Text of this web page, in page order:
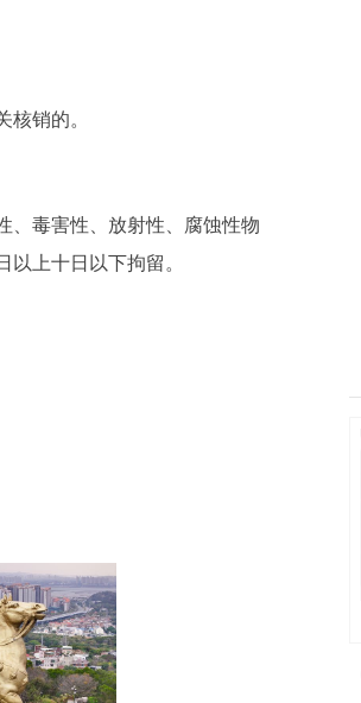
核销的。
、毒害性、放射性、腐蚀性物
上十日以下拘留。